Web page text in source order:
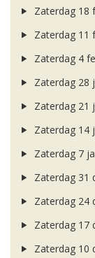
Zaterdag 18
Zaterdag 11
Zaterdag 4
Zaterdag 28
Zaterdag 21
Zaterdag 14
Zaterdag 7
Zaterdag 31
Zaterdag 24
Zaterdag 17
Zaterdag 10